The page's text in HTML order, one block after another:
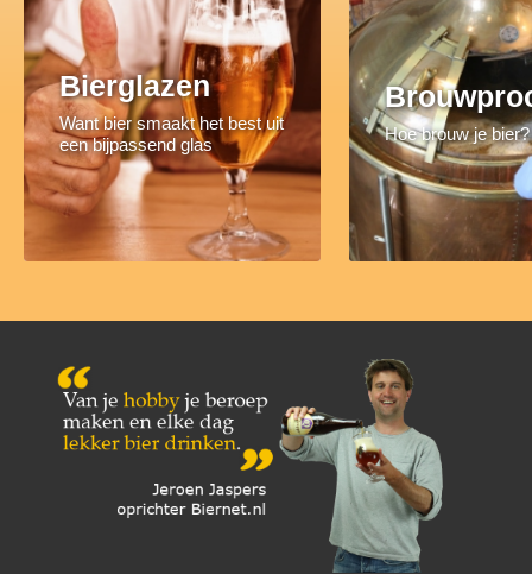
Bierglazen
Want bier smaakt het best uit
een bijpassend glas
Hoe brouw je bier?